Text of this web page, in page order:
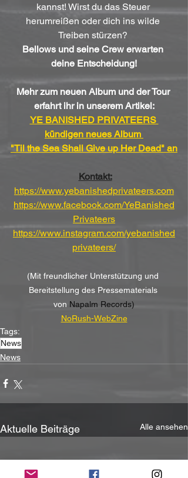
kannst! Wirst du das Steuer
herumreißen oder dich ins wilde
Treiben stürzen?
Bellows und seine Crew erwarten
deine Entscheidung!
Mehr zum neuen Album und der Tour
erfahrt ihr in unserem Artikel:
YE BANISHED PRIVATEERS
kündigen neues Album
"Til the Sea Shall Give up Her Dead" an
Kontakt:
https://www.yebanishedprivateers.com
https://www.facebook.com/YeBanished
Privateers
https://www.instagram.com/yebanished
privateers/
(Mit freundlicher Unterstützung und
Bereitstellung des Pressematerials
von Napalm Records)
NoRush-WebZine
Tags:
News
News
Aktuelle Beiträge Alle ansehen